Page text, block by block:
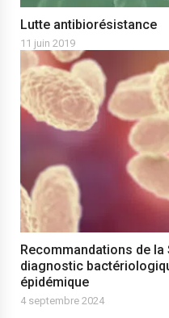
Lutte antibiorésistance
11 juin 2019
Recommandations de la
diagnostic
épidémique
4 septembre 2024